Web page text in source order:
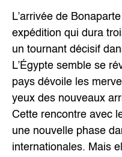
L’arrivée de
expédition qui dura
un tournant décisif
L’Égypte semble se
pays dévoile les
yeux des nouveaux
Cette rencontre avec
une nouvelle phase
internationales. Mais